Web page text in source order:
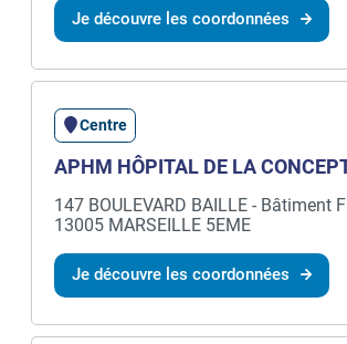
Je découvre les coordonnées
Centre
APHM HÔPITAL DE LA
147 BOULEVARD BAILLE - Bâtiment F
13005 MARSEILLE 5EME
Je découvre les coordonnées